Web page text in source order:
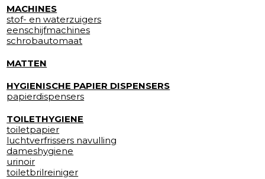
MACHINES
stof- en waterzuigers
eenschijfmachines
schrobautomaat
MATTEN
HYGIENISCHE PAPIER DISPENSERS
papierdispensers
TOILETHYGIENE
toiletpapier
luchtverfrissers navulling
dameshygiene
urinoir
toiletbrilreiniger